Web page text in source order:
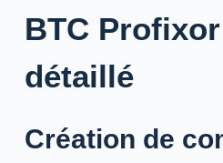
BTC
détaillé
Création de